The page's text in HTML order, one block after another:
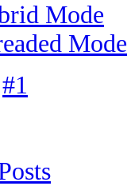
Mode
Mode
#1